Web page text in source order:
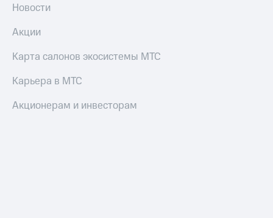
Новости
Акции
Карта салонов экосистемы МТС
Карьера в МТС
Акционерам и инвесторам